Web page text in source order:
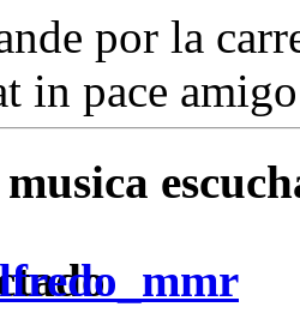
por la
in pace